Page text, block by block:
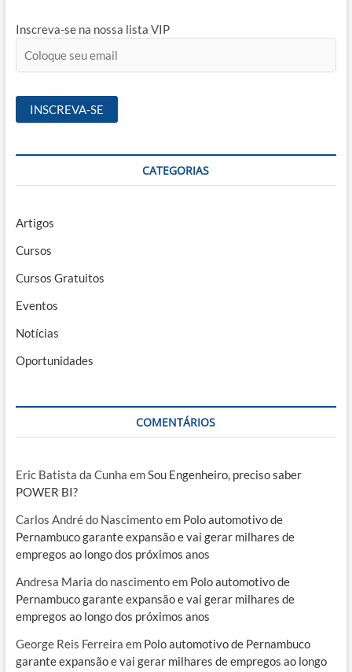
Inscreva-se na nossa lista VIP
CATEGORIAS
Artigos
Cursos
Cursos Gratuitos
Eventos
Notícias
Oportunidades
COMENTÁRIOS
Eric Batista da Cunha emSou Engenheiro, preciso saber
POWER BI?
Carlos André do Nascimentoem Polo automotivo de
Pernambuco garante expansão e vai gerar milhares de
empregos ao longo dos próximos anos
Andresa Maria do nascimentoem Polo automotivo de
Pernambuco garante expansão e vai gerar milhares de
empregos ao longo dos próximos anos
George Reis Ferreira em Polo automotivo de Pernambuco
garante expansão e vai gerar milhares de empregos ao longo